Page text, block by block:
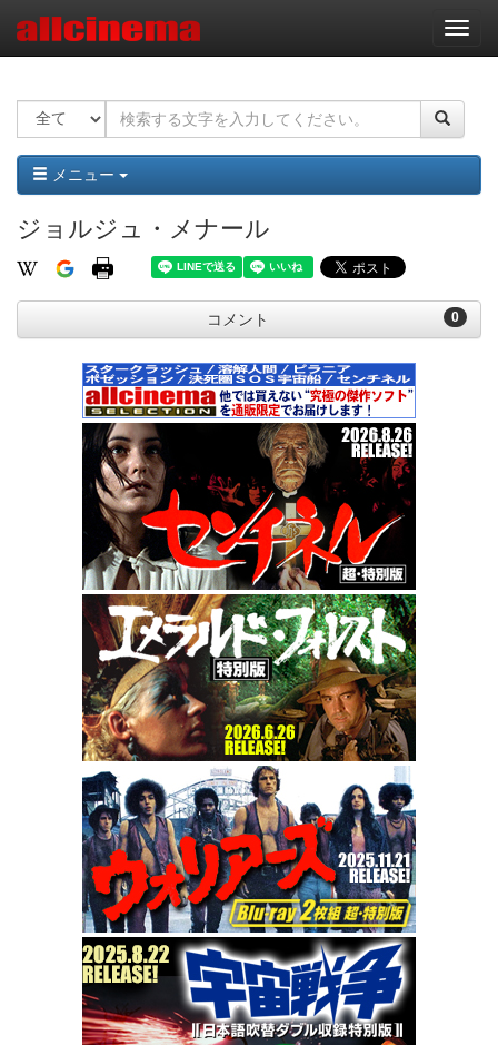
ナ
ビ
ー
ョ
ン
メニュー
ジョルジュ・メナール
0
コメント